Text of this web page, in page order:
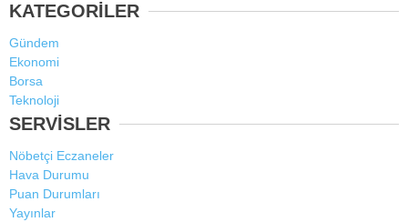
KATEGORİLER
Gündem
Ekonomi
Borsa
Teknoloji
SERVİSLER
Nöbetçi Eczaneler
Hava Durumu
Puan Durumları
Yayınlar